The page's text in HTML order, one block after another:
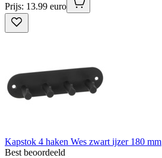
Prijs: 13.99 euro
Kapstok 4 haken Wes zwart ijzer 180 mm
Best beoordeeld